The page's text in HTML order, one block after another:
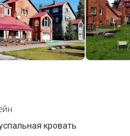
кровать